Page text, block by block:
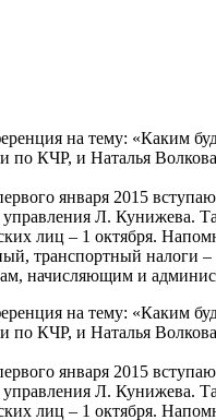
на тему: «Каким
по КЧР, и Наталья
января 2015
управления Л.
лиц – 1 октября.
транспортный налоги
начисляющим и
на тему: «Каким
по КЧР, и Наталья
января 2015
управления Л.
лиц – 1 октября.